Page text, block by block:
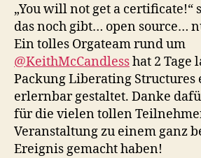
„You will not get a certificate!“
das noch gibt… open source…
Ein tolles Orgateam rund um
@KeithMcCandlesshat 2 Tage
Packung Liberating Structures
erlernbar gestaltet. Danke
für die vielen tollen
Veranstaltung zu einem ganz
Ereignis gemacht haben!